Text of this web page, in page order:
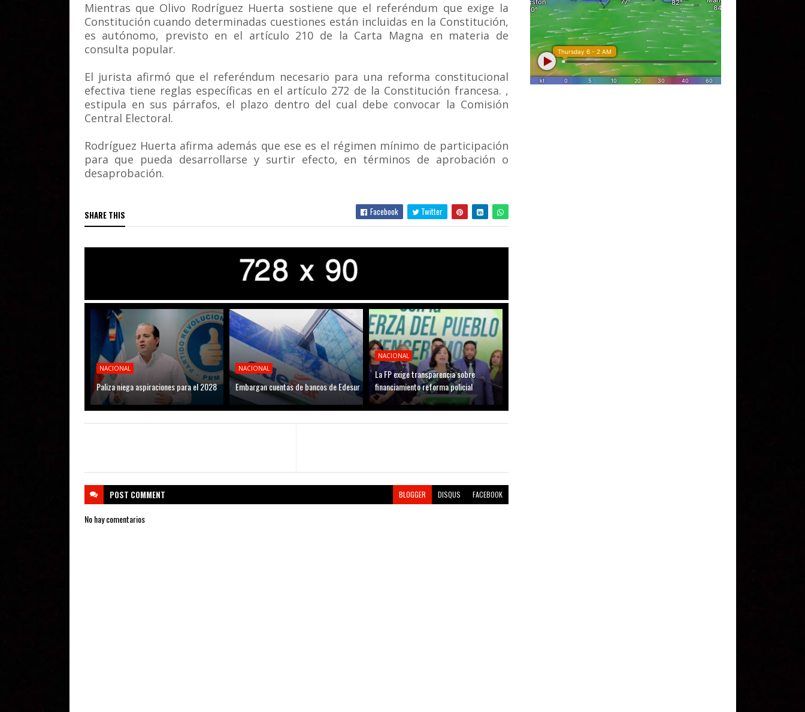
Mientras que Olivo Rodríguez Huerta sostiene que el referéndum que exige la
Constitución cuando determinadas cuestiones están incluidas en la Constitución,
es autónomo, previsto en el artículo 210 de la Carta Magna en materia de
consulta popular.
El jurista afirmó que el referéndum necesario para una reforma constitucional
efectiva tiene reglas específicas en el artículo 272 de la Constitución francesa. ,
estipula en sus párrafos, el plazo dentro del cual debe convocar la Comisión
Central Electoral.
Rodríguez Huerta afirma además que ese es el régimen mínimo de participación
para que pueda desarrollarse y surtir efecto, en términos de aprobación o
desaprobación.
SHARE THIS Facebook Twitter
NACIONAL
Paliza niega aspiraciones para el 2028
NACIONAL
Embargan cuentas de bancos de Edesur
NACIONAL
La FP exige transparencia sobre
financiamiento reforma policial
POST COMMENT BLOGGER DISQUS FACEBOOK
No hay comentarios